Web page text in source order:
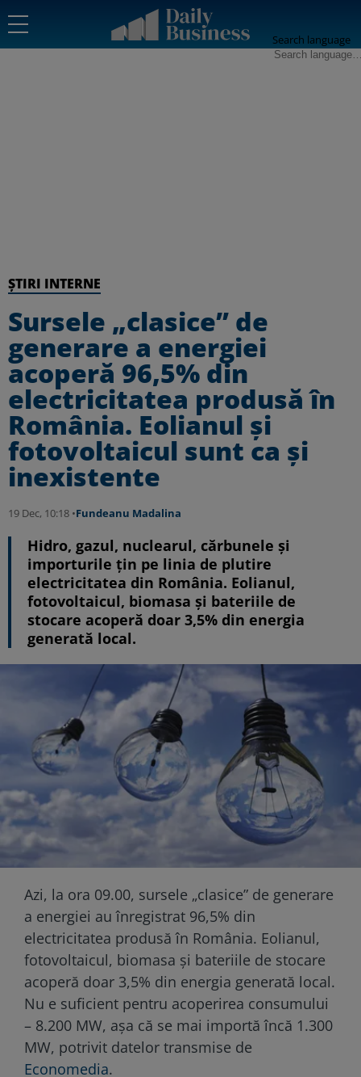
Search language
ȘTIRI INTERNE
Sursele „clasice” de
generare a energiei
acoperă 96,5% din
electricitatea produsă în
România. Eolianul și
fotovoltaicul sunt ca și
inexistente
19 Dec, 10:18 •Fundeanu Madalina
Hidro, gazul, nuclearul, cărbunele și
importurile țin pe linia de plutire
electricitatea din România. Eolianul,
fotovoltaicul, biomasa și bateriile de
stocare acoperă doar 3,5% din energia
generată local.
Azi, la ora 09.00, sursele „clasice” de generare
a energiei au înregistrat 96,5% din
electricitatea produsă în România. Eolianul,
fotovoltaicul, biomasa și bateriile de stocare
acoperă doar 3,5% din energia generată local.
Nu e suficient pentru acoperirea consumului
– 8.200 MW, așa că se mai importă încă 1.300
MW, potrivit datelor transmise de
Economedia.